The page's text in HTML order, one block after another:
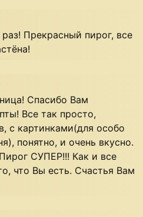
Прекрасный пирог, все
Спасибо Вам
Все так просто,
с картинками(для особо
понятно, и очень вкусно.
СУПЕР!!! Как и все
что Вы есть. Счастья Вам